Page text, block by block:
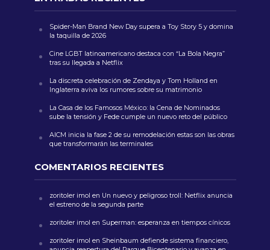
Spider-Man Brand New Day supera a Toy Story 5 y domina
la taquilla de 2026
Cine LGBT latinoamericano destaca con “La Bola Negra”
tras su llegada a Netflix
La discreta celebración de Zendaya y Tom Holland en
Inglaterra aviva los rumores sobre su matrimonio
La Casa de los Famosos México: la Cena de Nominados
sube la tensión y Fede cumple un nuevo reto del público
AICM inicia la fase 2 de su remodelación estas son las obras
que transformarán las terminales
COMENTARIOS RECIENTES
zoritoler imol en Un nuevo y peligroso troll: Netflix anuncia
el estreno de la segunda parte
zoritoler imol en Superman: esperanza en tiempos cínicos
zoritoler imol en Sheinbaum defiende sistema financiero,